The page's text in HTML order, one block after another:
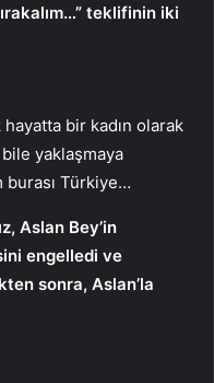
teklifinin iki
bir kadın olarak
bile yaklaşmaya
burası Türkiye…
Aslan Bey’in
engelledi ve
sonra, Aslan’la